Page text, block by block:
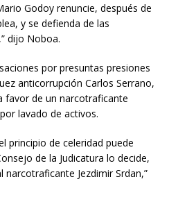
Godoy renuncie, después de
y se defienda de las
dijo Noboa.
por presuntas presiones
anticorrupción Carlos Serrano,
favor de un narcotraficante
lavado de activos.
principio de celeridad puede
de la Judicatura lo decide,
Jezdimir Srdan,”